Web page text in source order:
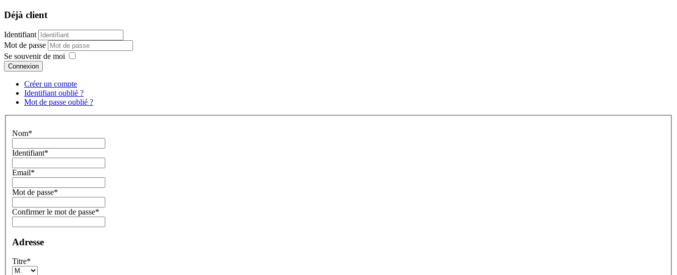
Déjà client
Identifiant
Mot de passe
Se souvenir de moi
Connexion
Créer un compte
Identifiant oublié ?
Mot de passe oublié ?
Nom*
Identifiant*
Email*
Mot de passe*
Confirmer le mot de passe*
Adresse
Titre*